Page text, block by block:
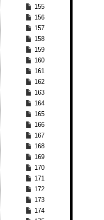
155
156
157
158
159
160
161
162
163
164
165
166
167
168
169
170
171
172
173
174